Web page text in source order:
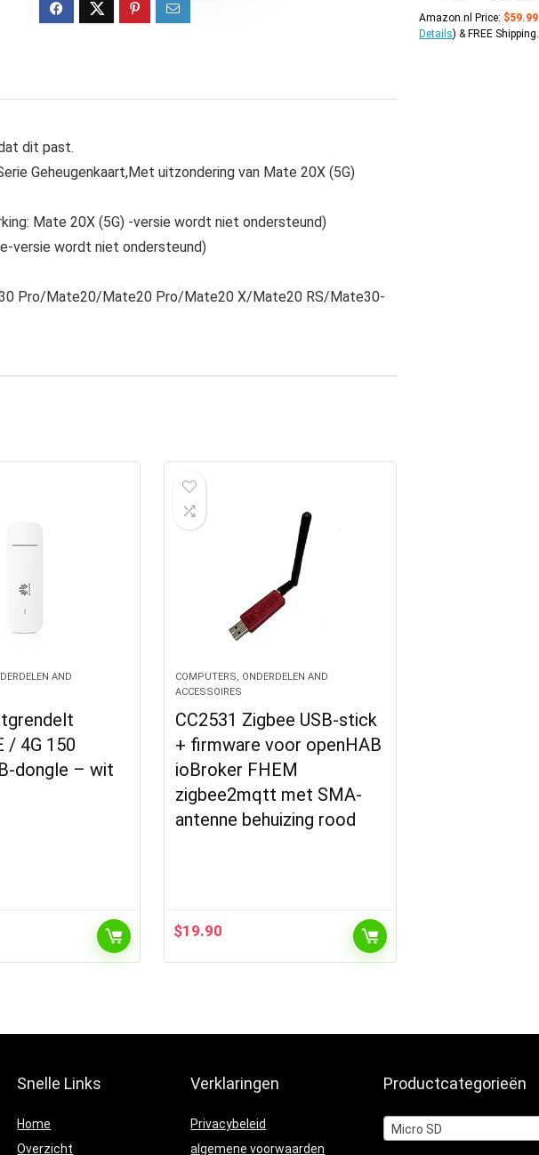
dit past.
Geheugenkaart,Met uitzondering van Mate 20X (5G)
Mate 20X (5G) -versie wordt niet ondersteund)
versie wordt niet ondersteund)
Pro/Mate20/Mate20 Pro/Mate20 X/Mate20 RS/Mate30-
AND
/ 4G 150
dongle – wit
COMPUTERS, ONDERDELEN AND
ACCESSOIRES
CC2531 Zigbee USB-stick
+ firmware voor openHAB
ioBroker FHEM
zigbee2mqtt met SMA-
antenne behuizing rood
$19.90
Amazon.nl Price: $59.99
Details) & FREE Shipping.
Snelle Links
Home
Overzicht
Verklaringen
Privacybeleid
algemene voorwaarden
Productcategorieën
Micro SD